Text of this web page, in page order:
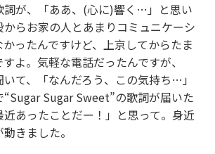
が、「ああ、(心に)響く…」と思い
からお家の人とあまりコミュニケーシ
ったんですけど、上京してからたま
よ。気軽な電話だったんですが、
て、「なんだろう、この気持ち…」
Sugar Sweet”の歌詞が届いた
近あったことだー！」と思って。身近
きました。